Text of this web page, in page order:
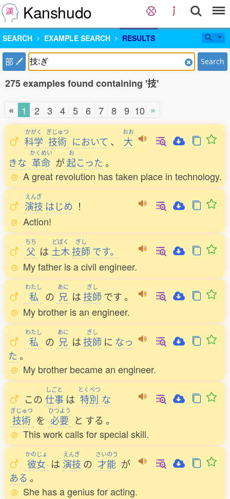
Kanshudo
SEARCH EXAMPLE SEARCH RESULTS
部 Search
275 examples found containing '技'
« 1 2 3 4 5 6 7 8 9 10 »
かがく
科学
ぎじゅつ
技術 において 、
おお
大
きな
かくめい
革命 が
お
起こった。
A great revolution has taken place in technology.
えんぎ
演技 はじめ ！
Action!
ちち
父 は
どぼく
土木
ぎし
技師です。
My father is a civil engineer.
わたし
私 の
あに
兄 は
ぎし
技師です。
My brother is an engineer.
わたし
私 の
あに
兄 は
ぎし
技師 に なっ
た。
My brother became an engineer.
この
しごと
仕事 は
とくべつ
特別 な
ぎじゅつ
技術 を
ひつよう
必要 と する 。
This work calls for special skill.
かのじょ
彼女 は
えんぎ
演技 の
さいのう
才能 が
ある 。
She has a genius for acting.